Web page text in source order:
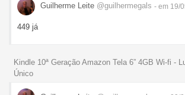
Guilherme Leite @guilhermegals - em 19/
449 já
Kindle 10ª Geração Amazon Tela 6” 4GB Wi-fi -
Único